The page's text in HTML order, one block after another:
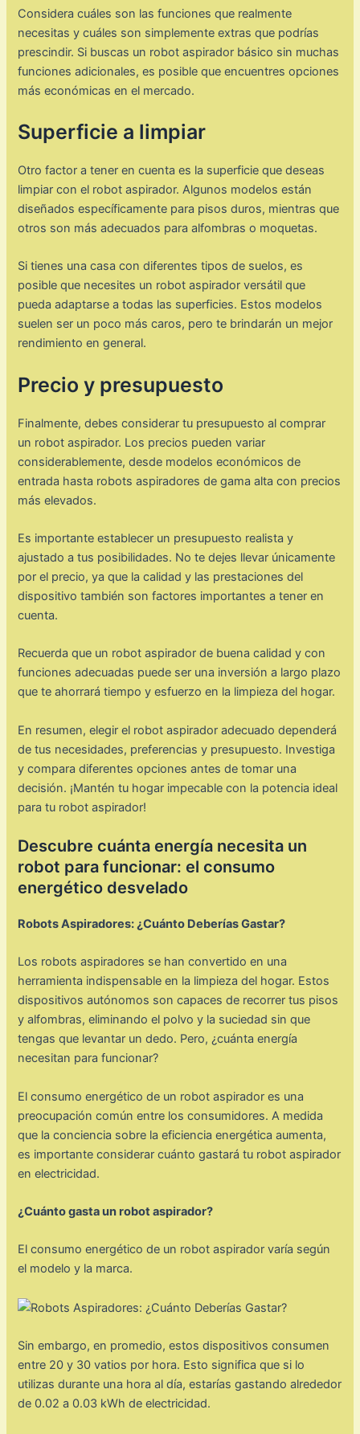
Considera cuáles son las funciones que realmente
necesitas y cuáles son simplemente extras que podrías
prescindir. Si buscas un robot aspirador básico sin muchas
funciones adicionales, es posible que encuentres opciones
más económicas en el mercado.
Superficie a limpiar
Otro factor a tener en cuenta es la superficie que deseas
limpiar con el robot aspirador. Algunos modelos están
diseñados específicamente para pisos duros, mientras que
otros son más adecuados para alfombras o moquetas.
Si tienes una casa con diferentes tipos de suelos, es
posible que necesites un robot aspirador versátil que
pueda adaptarse a todas las superficies. Estos modelos
suelen ser un poco más caros, pero te brindarán un mejor
rendimiento en general.
Precio y presupuesto
Finalmente, debes considerar tu presupuesto al comprar
un robot aspirador. Los precios pueden variar
considerablemente, desde modelos económicos de
entrada hasta robots aspiradores de gama alta con precios
más elevados.
Es importante establecer un presupuesto realista y
ajustado a tus posibilidades. No te dejes llevar únicamente
por el precio, ya que la calidad y las prestaciones del
dispositivo también son factores importantes a tener en
cuenta.
Recuerda que un robot aspirador de buena calidad y con
funciones adecuadas puede ser una inversión a largo plazo
que te ahorrará tiempo y esfuerzo en la limpieza del hogar.
En resumen, elegir el robot aspirador adecuado dependerá
de tus necesidades, preferencias y presupuesto. Investiga
y compara diferentes opciones antes de tomar una
decisión. ¡Mantén tu hogar impecable con la potencia ideal
para tu robot aspirador!
Descubre cuánta energía necesita un
robot para funcionar: el consumo
energético desvelado
Robots Aspiradores: ¿Cuánto Deberías Gastar?
Los robots aspiradores se han convertido en una
herramienta indispensable en la limpieza del hogar. Estos
dispositivos autónomos son capaces de recorrer tus pisos
y alfombras, eliminando el polvo y la suciedad sin que
tengas que levantar un dedo. Pero, ¿cuánta energía
necesitan para funcionar?
El consumo energético de un robot aspirador es una
preocupación común entre los consumidores. A medida
que la conciencia sobre la eficiencia energética aumenta,
es importante considerar cuánto gastará tu robot aspirador
en electricidad.
¿Cuánto gasta un robot aspirador?
El consumo energético de un robot aspirador varía según
el modelo y la marca.
Sin embargo, en promedio, estos dispositivos consumen
entre 20 y 30 vatios por hora. Esto significa que si lo
utilizas durante una hora al día, estarías gastando alrededor
de 0.02 a 0.03 kWh de electricidad.